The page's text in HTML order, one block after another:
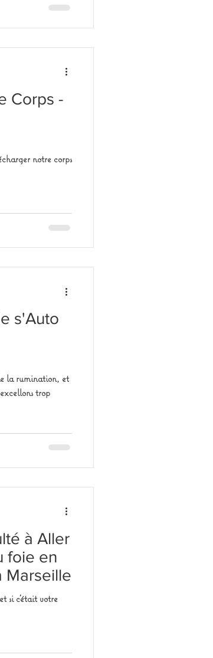
Corps -
notre corps
s'Auto
la rumination, et
trop
à Aller
foie en
Marseille
si c'était votre